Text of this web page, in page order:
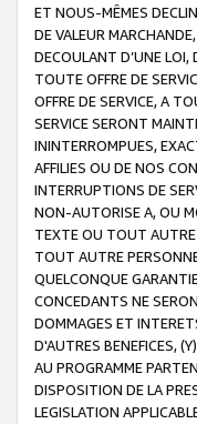
ET NOUS-MÊMES
DE VALEUR
DECOULANT D’UNE LOI,
TOUTE OFFRE DE
OFFRE DE SERVICE, A
SERVICE SERONT
ININTERROMPUES,
AFFILIES OU DE NOS
INTERRUPTIONS DE
NON-AUTORISE A, OU
TEXTE OU TOUT AUTRE
TOUT AUTRE
QUELCONQUE
CONCEDANTS NE
DOMMAGES ET
D'AUTRES BENEFICES,
AU PROGRAMME
DISPOSITION DE LA
LEGISLATION